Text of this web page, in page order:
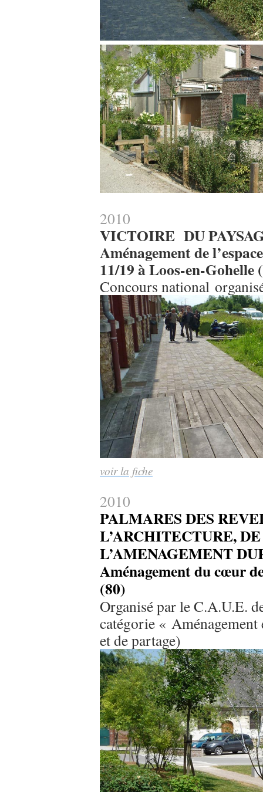
2010
VICTOIRE DU
Aménagement de
11/19 à Loos-en-Gohelle
Concours national
voir la fiche
2010
PALMARES DES
L’ARCHITECTURE,
L’AMENAGEMENT
Aménagement du cœur
(80)
Organisé par le C.A.U.E.
catégorie «
et de partage)